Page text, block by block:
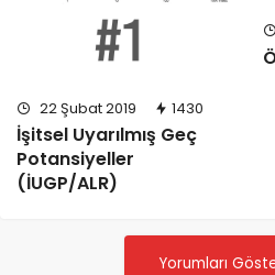
22 Şubat 2019 1430
İşitsel Uyarılmış Geç
Potansiyeller
(İUGP/ALR)
Yorumları